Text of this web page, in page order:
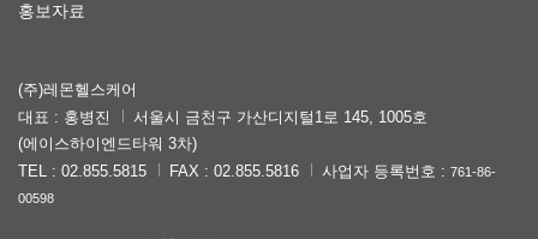
홍보자료
(주)레몬헬스케어
대표 : 홍병진
서울시 금천구 가산디지털1로 145, 1005호
(에이스하이엔드타워 3차)
TEL : 02.855.5815
FAX : 02.855.5816 사업자 등록번호 : 761-86-
00598